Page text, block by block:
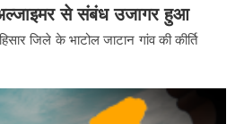
से संबंध उजागर हुआ
जिले के भाटोल जाटान गांव की कीर्ति